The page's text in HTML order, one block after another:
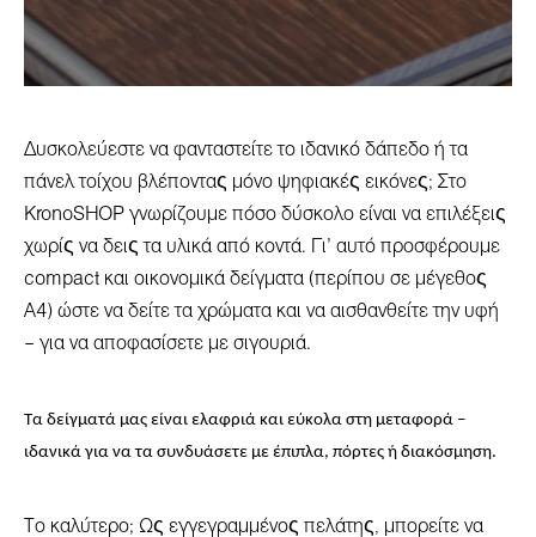
Δυσκολεύεστε να φανταστείτε το ιδανικό δάπεδο ή τα
πάνελ τοίχου βλέποντας μόνο ψηφιακές εικόνες; Στο
KronoSHOP γνωρίζουμε πόσο δύσκολο είναι να επιλέξεις
χωρίς να δεις τα υλικά από κοντά. Γι’ αυτό προσφέρουμε
compact και οικονομικά δείγματα (περίπου σε μέγεθος
Α4) ώστε να δείτε τα χρώματα και να αισθανθείτε την υφή
– για να αποφασίσετε με σιγουριά.
Τα δείγματά μας είναι ελαφριά και εύκολα στη μεταφορά –
ιδανικά για να τα συνδυάσετε με έπιπλα, πόρτες ή διακόσμηση.
Το καλύτερο; Ως εγγεγραμμένος πελάτης, μπορείτε να